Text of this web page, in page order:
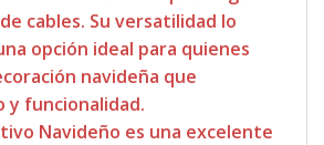
cables. Su versatilidad lo
opción ideal para quienes
navideña que
y funcionalidad.
Navideño es una excelente